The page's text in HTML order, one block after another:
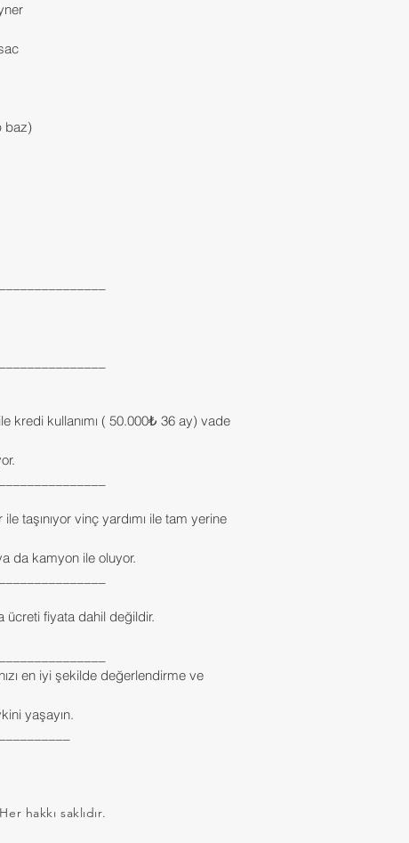
baz)
kredi kullanımı ( 50.000₺ 36 ay) vade
taşınıyor vinç yardımı ile tam yerine
da kamyon ile oluyor.
ücreti fiyata dahil değildir.
en iyi şekilde değerlendirme ve
yaşayın.
hakkı saklıdır.